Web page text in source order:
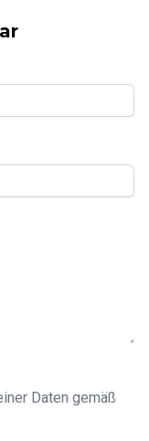
Daten gemäß